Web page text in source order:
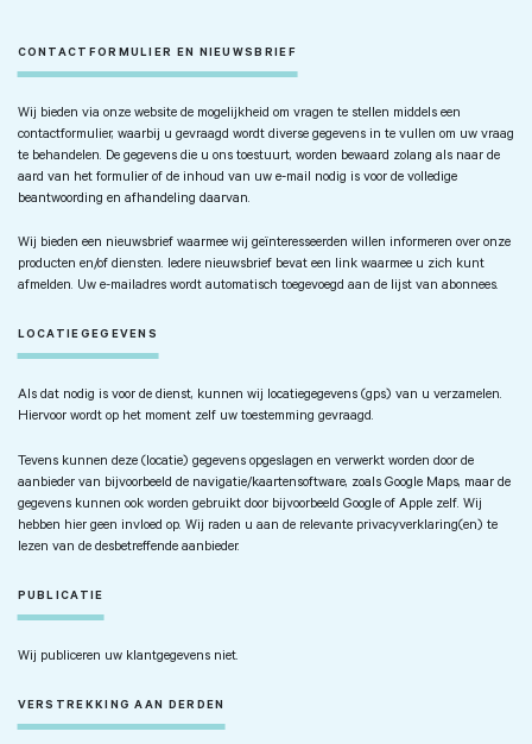
CONTACTFORMULIER EN NIEUWSBRIEF
Wij bieden via onze website de mogelijkheid om vragen te stellen middels een
contactformulier, waarbij u gevraagd wordt diverse gegevens in te vullen om uw vraag
te behandelen. De gegevens die u ons toestuurt, worden bewaard zolang als naar de
aard van het formulier of de inhoud van uw e-mail nodig is voor de volledige
beantwoording en afhandeling daarvan.
Wij bieden een nieuwsbrief waarmee wij geïnteresseerden willen informeren over onze
producten en/of diensten. Iedere nieuwsbrief bevat een link waarmee u zich kunt
afmelden. Uw e-mailadres wordt automatisch toegevoegd aan de lijst van abonnees.
LOCATIEGEGEVENS
Als dat nodig is voor de dienst, kunnen wij locatiegegevens (gps) van u verzamelen.
Hiervoor wordt op het moment zelf uw toestemming gevraagd.
Tevens kunnen deze (locatie) gegevens opgeslagen en verwerkt worden door de
aanbieder van bijvoorbeeld de navigatie/kaartensoftware, zoals Google Maps, maar de
gegevens kunnen ook worden gebruikt door bijvoorbeeld Google of Apple zelf. Wij
hebben hier geen invloed op. Wij raden u aan de relevante privacyverklaring(en) te
lezen van de desbetreffende aanbieder.
PUBLICATIE
Wij publiceren uw klantgegevens niet.
VERSTREKKING AAN DERDEN